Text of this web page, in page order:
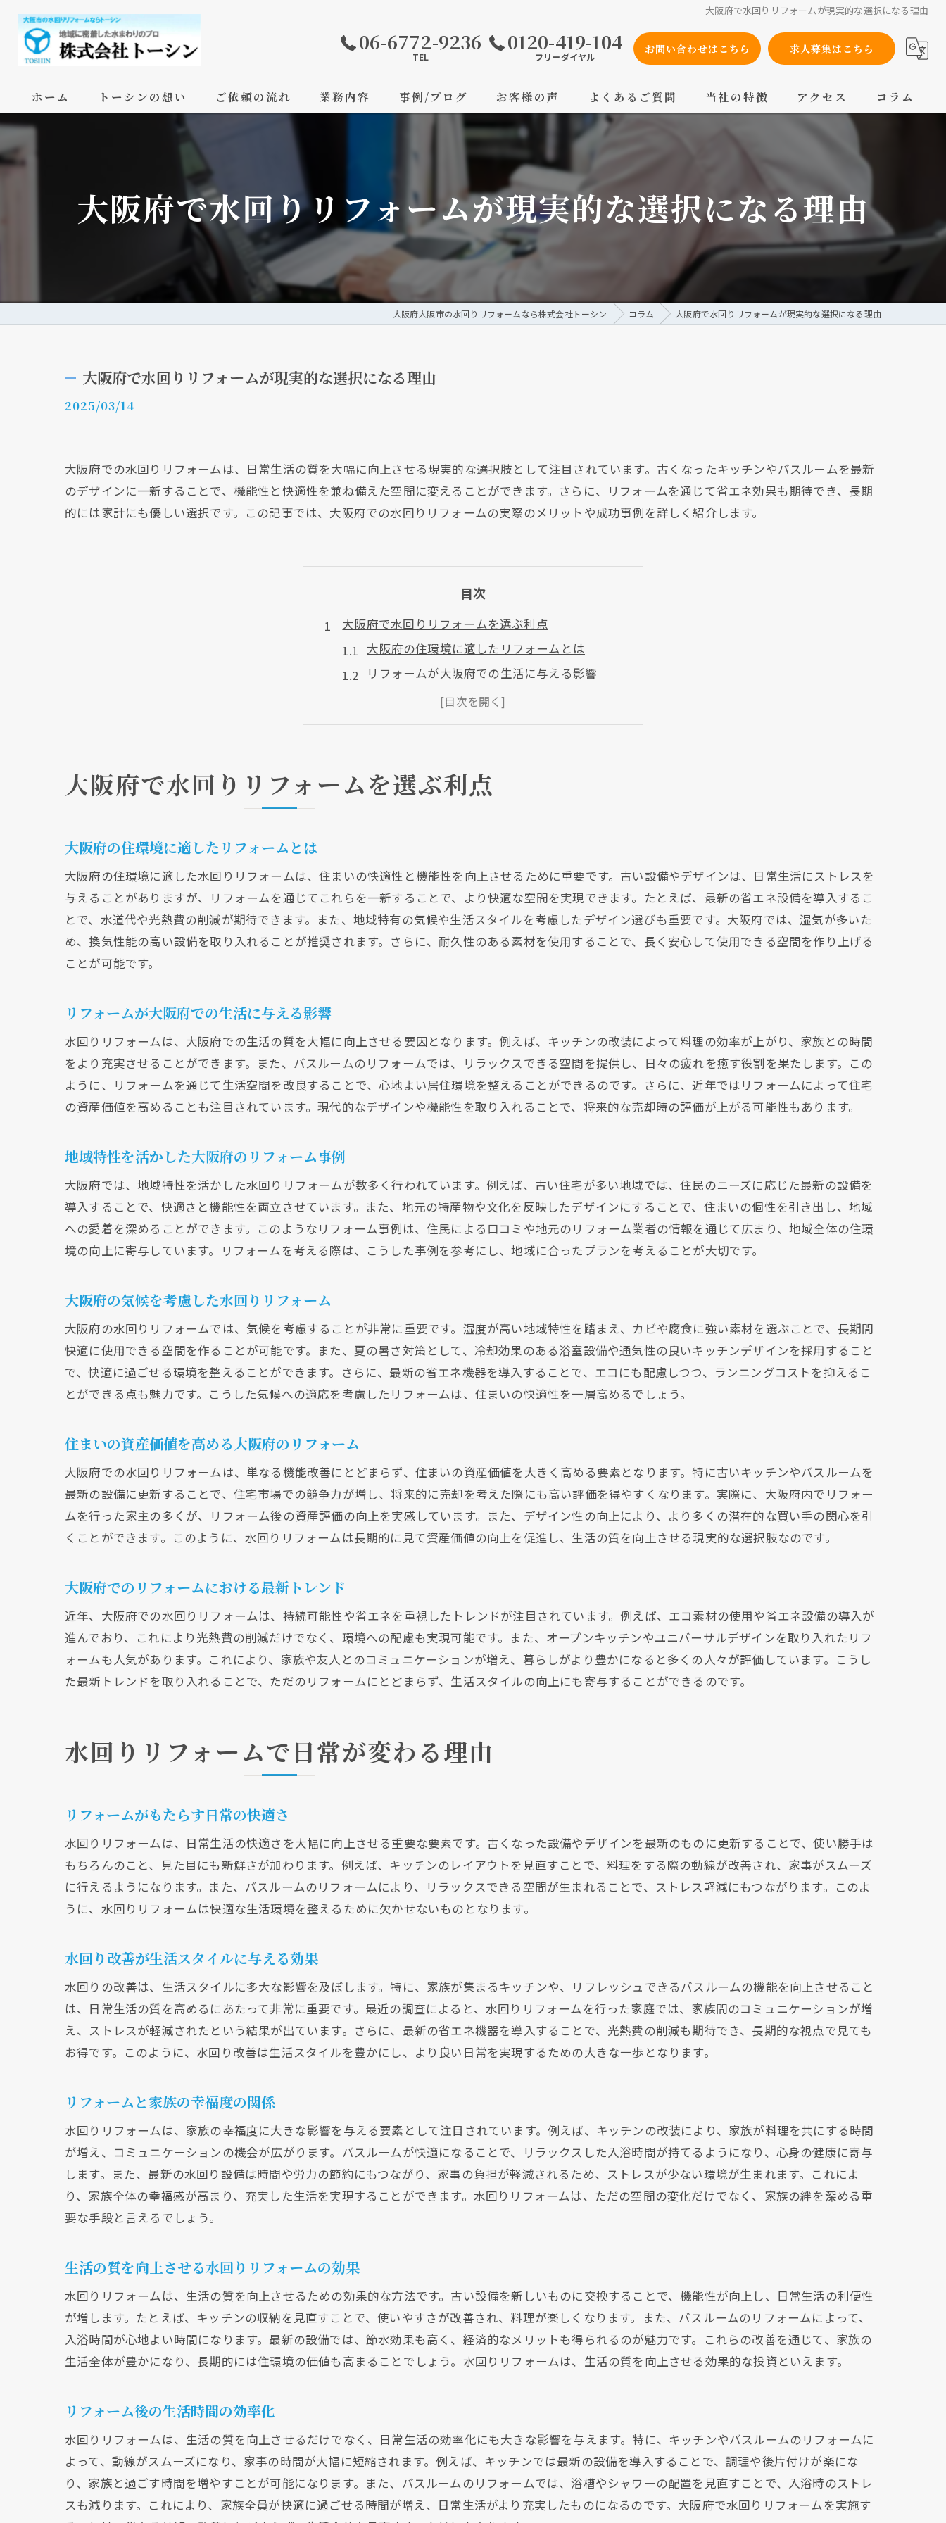
大阪府で水回りリフォームが現実的な選択になる理由
06-6772-9236
TEL
0120-419-104
フリーダイヤル
お問い合わせはこちら 求人募集はこちら
ホーム トーシンの想い ご依頼の流れ 業務内容 事例/ブログ お客様の声 よくあるご質問 当社の特徴
メンテナンス
配管工事
アクセス コラム
大阪府で水回りリフォームが現実的な選択になる理由
大阪府大阪市の水回りリフォームなら株式会社トーシン コラム 大阪府で水回りリフォームが現実的な選択になる理由
大阪府で水回りリフォームが現実的な選択になる理由
2025/03/14
大阪府での水回りリフォームは、日常生活の質を大幅に向上させる現実的な選択肢として注目されています。古くなったキッチンやバスルームを最新
のデザインに一新することで、機能性と快適性を兼ね備えた空間に変えることができます。さらに、リフォームを通じて省エネ効果も期待でき、長期
的には家計にも優しい選択です。この記事では、大阪府での水回りリフォームの実際のメリットや成功事例を詳しく紹介します。
目次
大阪府で水回りリフォームを選ぶ利点
大阪府の住環境に適したリフォームとは
リフォームが大阪府での生活に与える影響
地域特性を活かした大阪府のリフォーム事例
大阪府の気候を考慮した水回りリフォーム
大阪府でのリフォームにおける最新トレンド
水回りリフォームで日常が変わる理由
リフォームと家族の幸福度の関係
生活の質を向上させる水回りリフォームの効果
リフォーム後の生活時間の効率化
大阪府の生活を豊かにするリフォーム事例
大阪府でのリフォーム費用の内訳と節約方法
省エネ効果がもたらす家計への影響
リフォームで得られる経済的メリット
リフォームを賢く選ぶポイント
機能性とデザイン性を兼ね備えたリフォーム
最新トレンドを取り入れるためのヒント
デザイン性が生活の質に与える影響
エネルギー効率を向上させるリフォーム技術
節電・省エネを実現する最新設備
環境に優しいリフォームの選択肢
大阪府で成功する水回りリフォームの秘訣
成功するためのリフォーム計画の立て方
プロの視点から見た重要なリフォームポイント
リフォーム成功事例から学ぶ要点
大阪府でのリフォームの成功要因
機能性と快適性を両立する水回りリフォーム
実用性を重視したリフォームデザインの提案
生活スタイルに合わせたリフォームプラン
大阪府の住まいに最適なリフォーム事例
地域特性を活かしたリフォームアプローチ
家族のライフスタイルに合わせたプラン
プロが薦める大阪府でのリフォーム
大阪府で水回りリフォームを選ぶ利点
大阪府の住環境に適したリフォームとは
大阪府の住環境に適した水回りリフォームは、住まいの快適性と機能性を向上させるために重要です。古い設備やデザインは、日常生活にストレスを
与えることがありますが、リフォームを通じてこれらを一新することで、より快適な空間を実現できます。たとえば、最新の省エネ設備を導入するこ
とで、水道代や光熱費の削減が期待できます。また、地域特有の気候や生活スタイルを考慮したデザイン選びも重要です。大阪府では、湿気が多いた
め、換気性能の高い設備を取り入れることが推奨されます。さらに、耐久性のある素材を使用することで、長く安心して使用できる空間を作り上げる
ことが可能です。
リフォームが大阪府での生活に与える影響
水回りリフォームは、大阪府での生活の質を大幅に向上させる要因となります。例えば、キッチンの改装によって料理の効率が上がり、家族との時間
をより充実させることができます。また、バスルームのリフォームでは、リラックスできる空間を提供し、日々の疲れを癒す役割を果たします。この
ように、リフォームを通じて生活空間を改良することで、心地よい居住環境を整えることができるのです。さらに、近年ではリフォームによって住宅
の資産価値を高めることも注目されています。現代的なデザインや機能性を取り入れることで、将来的な売却時の評価が上がる可能性もあります。
地域特性を活かした大阪府のリフォーム事例
大阪府では、地域特性を活かした水回りリフォームが数多く行われています。例えば、古い住宅が多い地域では、住民のニーズに応じた最新の設備を
導入することで、快適さと機能性を両立させています。また、地元の特産物や文化を反映したデザインにすることで、住まいの個性を引き出し、地域
への愛着を深めることができます。このようなリフォーム事例は、住民による口コミや地元のリフォーム業者の情報を通じて広まり、地域全体の住環
境の向上に寄与しています。リフォームを考える際は、こうした事例を参考にし、地域に合ったプランを考えることが大切です。
大阪府の気候を考慮した水回りリフォーム
大阪府の水回りリフォームでは、気候を考慮することが非常に重要です。湿度が高い地域特性を踏まえ、カビや腐食に強い素材を選ぶことで、長期間
快適に使用できる空間を作ることが可能です。また、夏の暑さ対策として、冷却効果のある浴室設備や通気性の良いキッチンデザインを採用すること
で、快適に過ごせる環境を整えることができます。さらに、最新の省エネ機器を導入することで、エコにも配慮しつつ、ランニングコストを抑えるこ
とができる点も魅力です。こうした気候への適応を考慮したリフォームは、住まいの快適性を一層高めるでしょう。
住まいの資産価値を高める大阪府のリフォーム
大阪府での水回りリフォームは、単なる機能改善にとどまらず、住まいの資産価値を大きく高める要素となります。特に古いキッチンやバスルームを
最新の設備に更新することで、住宅市場での競争力が増し、将来的に売却を考えた際にも高い評価を得やすくなります。実際に、大阪府内でリフォー
ムを行った家主の多くが、リフォーム後の資産評価の向上を実感しています。また、デザイン性の向上により、より多くの潜在的な買い手の関心を引
くことができます。このように、水回りリフォームは長期的に見て資産価値の向上を促進し、生活の質を向上させる現実的な選択肢なのです。
大阪府でのリフォームにおける最新トレンド
近年、大阪府での水回りリフォームは、持続可能性や省エネを重視したトレンドが注目されています。例えば、エコ素材の使用や省エネ設備の導入が
進んでおり、これにより光熱費の削減だけでなく、環境への配慮も実現可能です。また、オープンキッチンやユニバーサルデザインを取り入れたリフ
ォームも人気があります。これにより、家族や友人とのコミュニケーションが増え、暮らしがより豊かになると多くの人々が評価しています。こうし
た最新トレンドを取り入れることで、ただのリフォームにとどまらず、生活スタイルの向上にも寄与することができるのです。
水回りリフォームで日常が変わる理由
リフォームがもたらす日常の快適さ
水回りリフォームは、日常生活の快適さを大幅に向上させる重要な要素です。古くなった設備やデザインを最新のものに更新することで、使い勝手は
もちろんのこと、見た目にも新鮮さが加わります。例えば、キッチンのレイアウトを見直すことで、料理をする際の動線が改善され、家事がスムーズ
に行えるようになります。また、バスルームのリフォームにより、リラックスできる空間が生まれることで、ストレス軽減にもつながります。このよ
うに、水回りリフォームは快適な生活環境を整えるために欠かせないものとなります。
水回り改善が生活スタイルに与える効果
水回りの改善は、生活スタイルに多大な影響を及ぼします。特に、家族が集まるキッチンや、リフレッシュできるバスルームの機能を向上させること
は、日常生活の質を高めるにあたって非常に重要です。最近の調査によると、水回りリフォームを行った家庭では、家族間のコミュニケーションが増
え、ストレスが軽減されたという結果が出ています。さらに、最新の省エネ機器を導入することで、光熱費の削減も期待でき、長期的な視点で見ても
お得です。このように、水回り改善は生活スタイルを豊かにし、より良い日常を実現するための大きな一歩となります。
リフォームと家族の幸福度の関係
水回りリフォームは、家族の幸福度に大きな影響を与える要素として注目されています。例えば、キッチンの改装により、家族が料理を共にする時間
が増え、コミュニケーションの機会が広がります。バスルームが快適になることで、リラックスした入浴時間が持てるようになり、心身の健康に寄与
します。また、最新の水回り設備は時間や労力の節約にもつながり、家事の負担が軽減されるため、ストレスが少ない環境が生まれます。これによ
り、家族全体の幸福感が高まり、充実した生活を実現することができます。水回りリフォームは、ただの空間の変化だけでなく、家族の絆を深める重
要な手段と言えるでしょう。
生活の質を向上させる水回りリフォームの効果
水回りリフォームは、生活の質を向上させるための効果的な方法です。古い設備を新しいものに交換することで、機能性が向上し、日常生活の利便性
が増します。たとえば、キッチンの収納を見直すことで、使いやすさが改善され、料理が楽しくなります。また、バスルームのリフォームによって、
入浴時間が心地よい時間になります。最新の設備では、節水効果も高く、経済的なメリットも得られるのが魅力です。これらの改善を通じて、家族の
生活全体が豊かになり、長期的には住環境の価値も高まることでしょう。水回りリフォームは、生活の質を向上させる効果的な投資といえます。
リフォーム後の生活時間の効率化
水回りリフォームは、生活の質を向上させるだけでなく、日常生活の効率化にも大きな影響を与えます。特に、キッチンやバスルームのリフォームに
よって、動線がスムーズになり、家事の時間が大幅に短縮されます。例えば、キッチンでは最新の設備を導入することで、調理や後片付けが楽にな
り、家族と過ごす時間を増やすことが可能になります。また、バスルームのリフォームでは、浴槽やシャワーの配置を見直すことで、入浴時のストレ
スも減ります。これにより、家族全員が快適に過ごせる時間が増え、日常生活がより充実したものになるのです。大阪府で水回りリフォームを実施す
現在、新聞に入っている折込チラシです。
現在、新聞に入っている折込チラシです。